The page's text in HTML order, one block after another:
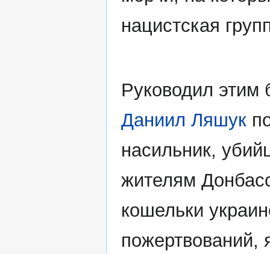
нацистская
Руководил этим
Даниил Ляшук
насильник,
жителям
кошельки